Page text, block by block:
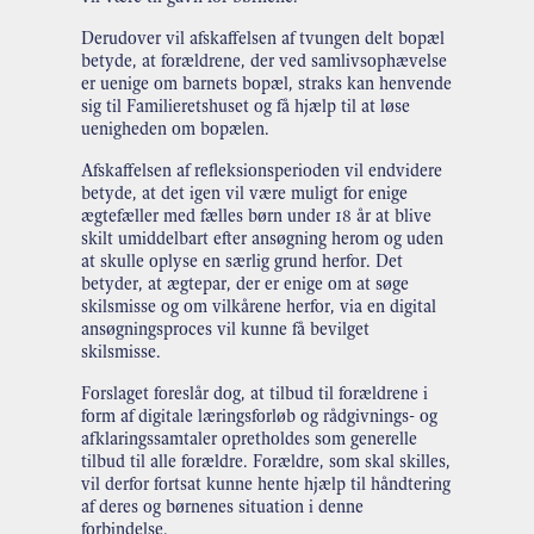
Derudover vil afskaffelsen af tvungen delt bopæl
betyde, at forældrene, der ved samlivsophævelse
er uenige om barnets bopæl, straks kan henvende
sig til Familieretshuset og få hjælp til at løse
uenigheden om bopælen.
Afskaffelsen af refleksionsperioden vil endvidere
betyde, at det igen vil være muligt for enige
ægtefæller med fælles børn under 18 år at blive
skilt umiddelbart efter ansøgning herom og uden
at skulle oplyse en særlig grund herfor. Det
betyder, at ægtepar, der er enige om at søge
skilsmisse og om vilkårene herfor, via en digital
ansøgningsproces vil kunne få bevilget
skilsmisse.
Forslaget foreslår dog, at tilbud til forældrene i
form af digitale læringsforløb og rådgivnings- og
afklaringssamtaler opretholdes som generelle
tilbud til alle forældre. Forældre, som skal skilles,
vil derfor fortsat kunne hente hjælp til håndtering
af deres og børnenes situation i denne
forbindelse.